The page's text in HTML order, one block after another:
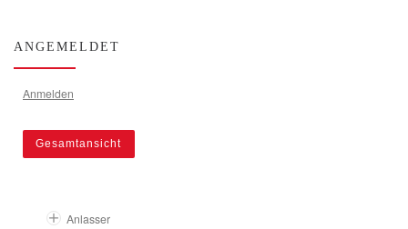
ANGEMELDET
Anmelden
Gesamtansicht
Anlasser